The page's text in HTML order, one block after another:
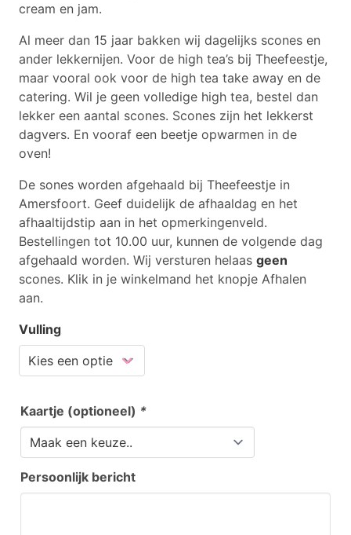
cream en jam.
Al meer dan 15 jaar bakken wij dagelijks scones en
ander lekkernijen. Voor de high tea’s bij Theefeestje,
maar vooral ook voor de high tea take away en de
catering. Wil je geen volledige high tea, bestel dan
lekker een aantal scones. Scones zijn het lekkerst
dagvers. En vooraf een beetje opwarmen in de
oven!
De sones worden afgehaald bij Theefeestje in
Amersfoort. Geef duidelijk de afhaaldag en het
afhaaltijdstip aan in het opmerkingenveld.
Bestellingen tot 10.00 uur, kunnen de volgende dag
afgehaald worden. Wij versturen helaas geen
scones. Klik in je winkelmand het knopje Afhalen
aan.
Vulling
Kaartje (optioneel) *
Persoonlijk bericht